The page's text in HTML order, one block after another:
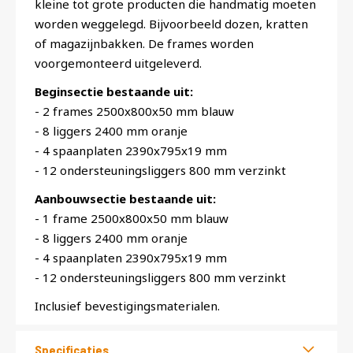
kleine tot grote producten die handmatig moeten
worden weggelegd. Bijvoorbeeld dozen, kratten
of magazijnbakken. De frames worden
voorgemonteerd uitgeleverd.
Beginsectie bestaande uit:
- 2 frames 2500x800x50 mm blauw
- 8 liggers 2400 mm oranje
- 4 spaanplaten 2390x795x19 mm
- 12 ondersteuningsliggers 800 mm verzinkt
Aanbouwsectie bestaande uit:
- 1 frame 2500x800x50 mm blauw
- 8 liggers 2400 mm oranje
- 4 spaanplaten 2390x795x19 mm
- 12 ondersteuningsliggers 800 mm verzinkt
Inclusief bevestigingsmaterialen.
Specificaties